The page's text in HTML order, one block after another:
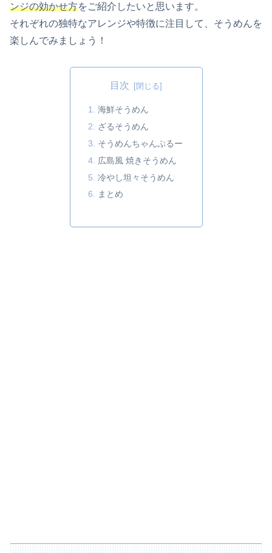
ンジの効かせ方をご紹介したいと思います。
それぞれの独特なアレンジや特徴に注目して、そうめんを
楽しんでみましょう！
目次
海鮮そうめん
ざるそうめん
そうめんちゃんぷるー
広島風 焼きそうめん
冷やし坦々そうめん
まとめ